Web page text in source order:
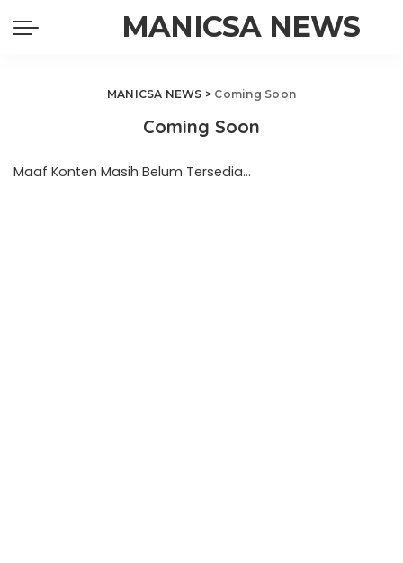
MANICSA NEWS
MANICSA NEWS > Coming Soon
Coming Soon
Maaf Konten Masih Belum Tersedia…